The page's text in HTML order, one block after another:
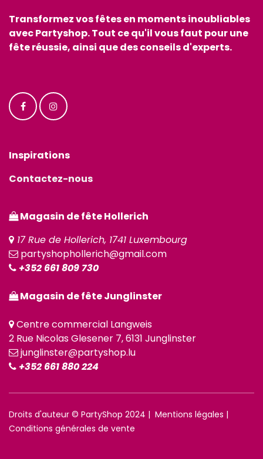
Transformez vos fêtes en moments inoubliables
avec Partyshop. Tout ce qu'il vous faut pour une
fête réussie, ainsi que des conseils d'experts.
Inspirations
Contactez-nous
Magasin de fête Hollerich
17 Rue de Hollerich, 1741 Luxembourg
partyshophollerich@gmail.com
+352 661 809 730
Magasin de fête Junglinster
Centre commercial Langweis
2 Rue Nicolas Glesener 7, 6131 Junglinster
junglinster@partyshop.lu
+352 661 880 224
Droits d'auteur © PartyShop 2024 | Mentions légales |
Conditions générales de vente